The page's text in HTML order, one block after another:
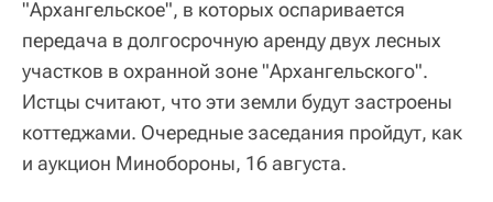
"Архангельское", в которых оспаривается
передача в долгосрочную аренду двух лесных
участков в охранной зоне "Архангельского".
Истцы считают, что эти земли будут застроены
коттеджами. Очередные заседания пройдут, как
и аукцион Минобороны, 16 августа.